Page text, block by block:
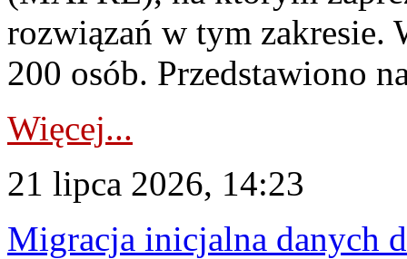
rozwiązań w tym zakresie.
200 osób. Przedstawiono
Więcej...
21 lipca 2026, 14:23
Migracja inicjalna danych